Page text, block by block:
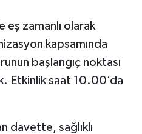
eş zamanlı olarak
kapsamında
başlangıç noktası
Etkinlik saat 10.00’da
davette, sağlıklı